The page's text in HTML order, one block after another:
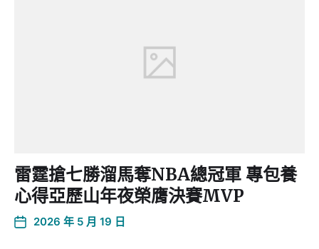
雷霆搶七勝溜馬奪NBA總冠軍 專包養
心得亞歷山年夜榮膺決賽MVP
2026 年 5 月 19 日